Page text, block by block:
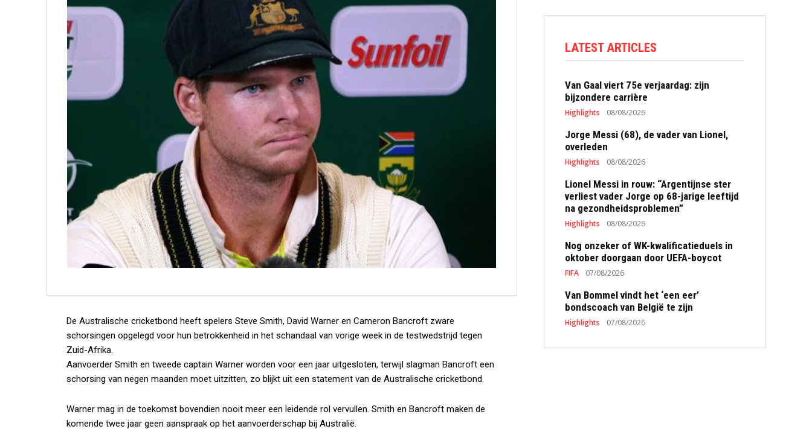
De Australische cricketbond heeft spelers Steve Smith, David Warner en Cameron Bancroft zware
schorsingen opgelegd voor hun betrokkenheid in het schandaal van vorige week in de testwedstrijd tegen
Zuid-Afrika.
Aanvoerder Smith en tweede captain Warner worden voor een jaar uitgesloten, terwijl slagman Bancroft een
schorsing van negen maanden moet uitzitten, zo blijkt uit een statement van de Australische cricketbond.
Warner mag in de toekomst bovendien nooit meer een leidende rol vervullen. Smith en Bancroft maken de
komende twee jaar geen aanspraak op het aanvoerderschap bij Australië.
LATEST ARTICLES
Van Gaal viert 75e verjaardag: zijn
bijzondere carrière
Highlights 08/08/2026
Jorge Messi (68), de vader van Lionel,
overleden
Highlights 08/08/2026
Lionel Messi in rouw: “Argentijnse ster
verliest vader Jorge op 68-jarige leeftijd
na gezondheidsproblemen”
Highlights 08/08/2026
Nog onzeker of WK-kwalificatieduels in
oktober doorgaan door UEFA-boycot
FIFA 07/08/2026
Van Bommel vindt het ‘een eer’
bondscoach van België te zijn
Highlights 07/08/2026